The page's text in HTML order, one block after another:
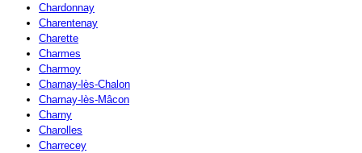
Chardonnay
Charentenay
Charette
Charmes
Charmoy
Charnay-lès-Chalon
Charnay-lès-Mâcon
Charny
Charolles
Charrecey